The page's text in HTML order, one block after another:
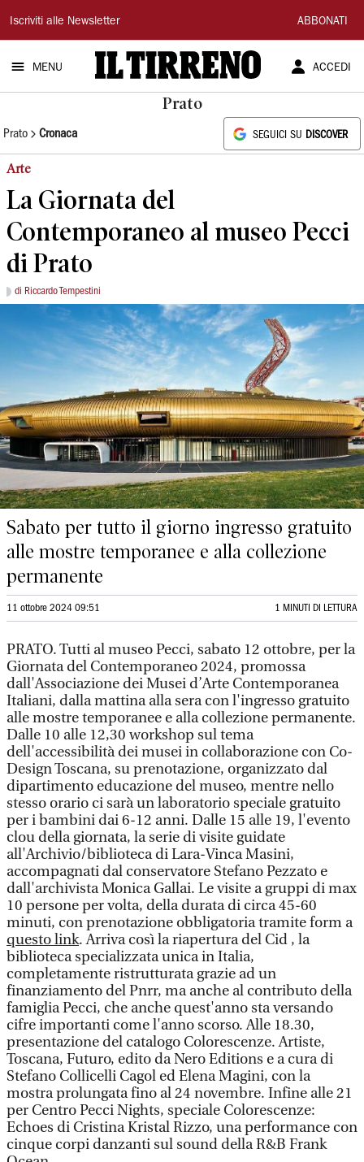
Il
Tirreno
Iscriviti alle Newsletter ABBONATI
MENU ACCEDI
Prato
Prato Cronaca SEGUICI SU DISCOVER
Arte
La Giornata del
Contemporaneo al museo Pecci
di Prato
di Riccardo Tempestini
Sabato per tutto il giorno ingresso gratuito
alle mostre temporanee e alla collezione
permanente
11 ottobre 2024 09:51 1 MINUTI DI LETTURA
PRATO. Tutti al museo Pecci, sabato 12 ottobre, per la
Giornata del Contemporaneo 2024, promossa
dall'Associazione dei Musei d’Arte Contemporanea
Italiani, dalla mattina alla sera con l'ingresso gratuito
alle mostre temporanee e alla collezione permanente.
Dalle 10 alle 12,30 workshop sul tema
dell'accessibilità dei musei in collaborazione con Co-
Design Toscana, su prenotazione, organizzato dal
dipartimento educazione del museo, mentre nello
stesso orario ci sarà un laboratorio speciale gratuito
per i bambini dai 6-12 anni. Dalle 15 alle 19, l'evento
clou della giornata, la serie di visite guidate
all'Archivio/biblioteca di Lara-Vinca Masini,
accompagnati dal conservatore Stefano Pezzato e
dall'archivista Monica Gallai. Le visite a gruppi di max
10 persone per volta, della durata di circa 45-60
minuti, con prenotazione obbligatoria tramite form a
questo link. Arriva così la riapertura del Cid , la
biblioteca specializzata unica in Italia,
completamente ristrutturata grazie ad un
finanziamento del Pnrr, ma anche al contributo della
famiglia Pecci, che anche quest'anno sta versando
cifre importanti come l'anno scorso. Alle 18.30,
presentazione del catalogo Colorescenze. Artiste,
Toscana, Futuro, edito da Nero Editions e a cura di
Stefano Collicelli Cagol ed Elena Magini, con la
mostra prolungata fino al 24 novembre. Infine alle 21
per Centro Pecci Nights, speciale Colorescenze:
Echoes di Cristina Kristal Rizzo, una performance con
cinque corpi danzanti sul sound della R&B Frank